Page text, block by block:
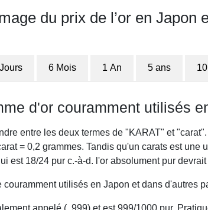
du prix de l’or en Japon
6 Mois 1 An 5 ans
d'or couramment utilisés
entre les deux termes de "KARAT" et
= 0,2 grammes. Tandis qu'un carats est une
est 18/24 pur c.-à-d. l'or absolument pur devrait
couramment utilisés en Japon et dans d'autres
appelé (. 999) et est 999/1000 pur.